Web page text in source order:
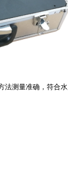
测量准确，符合